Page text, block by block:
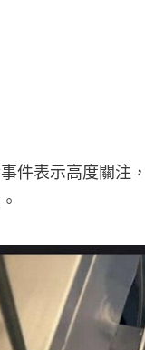
件表示高度關注